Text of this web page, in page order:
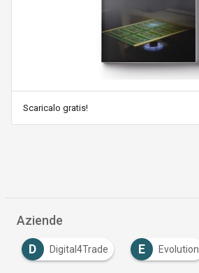
Scaricalo gratis!
Aziende
D Digital4Trade E Evolution